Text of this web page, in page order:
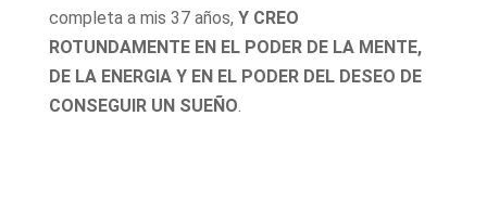
completa a mis 37 años, Y CREO
ROTUNDAMENTE EN EL PODER DE LA MENTE,
DE LA ENERGIA Y EN EL PODER DEL DESEO DE
CONSEGUIR UN SUEÑO